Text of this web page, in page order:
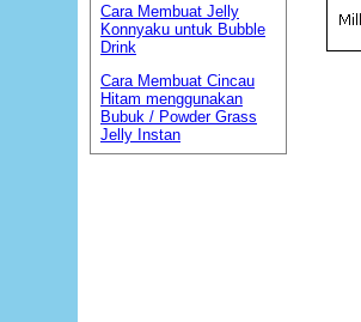
Cara Membuat Jelly
Konnyaku untuk Bubble
Drink
Cara Membuat Cincau
Hitam menggunakan
Bubuk / Powder Grass
Jelly Instan